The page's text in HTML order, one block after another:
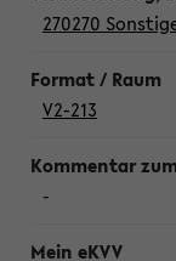
270270
V2-213
-